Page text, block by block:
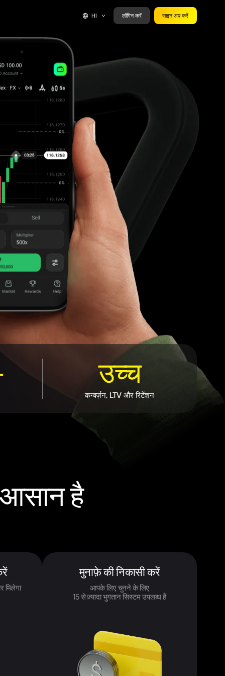
HI लॉगिन करें साइन अप करें
उच्च
कन्वर्ज़न, LTV और रिटेंशन
है
मिलेगा
मुनाफ़े की निकासी करें
आपके लिए चुनने के लिए
15 से ज़्यादा भुगतान सिस्टम उपलब्ध हैं